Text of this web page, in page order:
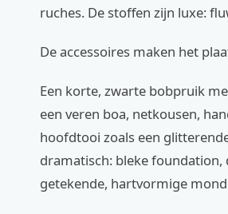
ruches. De stoffen zijn luxe:
De accessoires maken het
Een korte, zwarte bobpruik
een veren boa, netkousen,
hoofdtooi zoals een
dramatisch: bleke foundation,
getekende, hartvormige